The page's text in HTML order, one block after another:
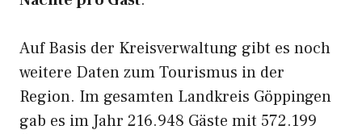
Auf Basis der Kreisverwaltung gibt es noch
weitere Daten zum Tourismus in der
Region. Im gesamten Landkreis Göppingen
gab es im Jahr 216.948 Gäste mit 572.199